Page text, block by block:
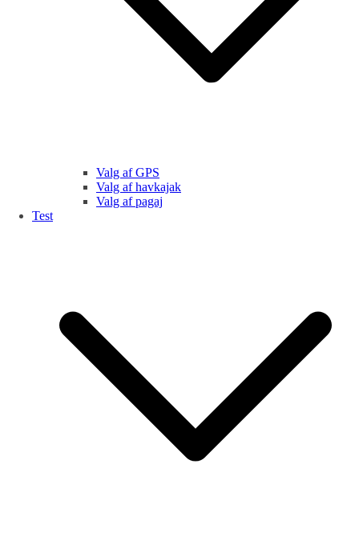
Valg af GPS
Valg af havkajak
Valg af pagaj
Test